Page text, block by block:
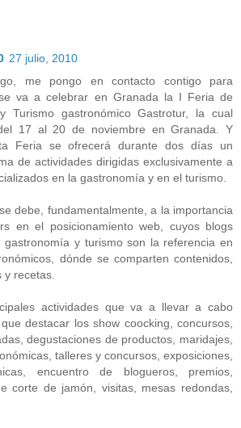
27 julio, 2010
me pongo en contacto contigo para
va a celebrar en Granada la I Feria de
Turismo gastronómico Gastrotur, la cual
17 al 20 de noviembre en Granada. Y
Feria se ofrecerá durante dos días un
de actividades dirigidas exclusivamente a
en la gastronomía y en el turismo.
debe, fundamentalmente, a la importancia
en el posicionamiento web, cuyos blogs
gastronomía y turismo son la referencia en
dónde se comparten contenidos,
recetas.
actividades que va a llevar a cabo
destacar los show coocking, concursos,
degustaciones de productos, maridajes,
talleres y concursos, exposiciones,
encuentro de blogueros, premios,
corte de jamón, visitas, mesas redondas,